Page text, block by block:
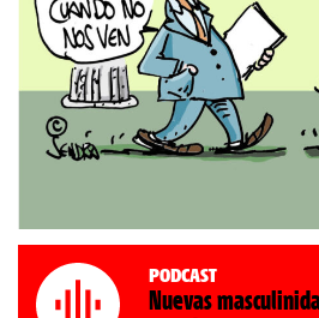
Podcast
Nuevas